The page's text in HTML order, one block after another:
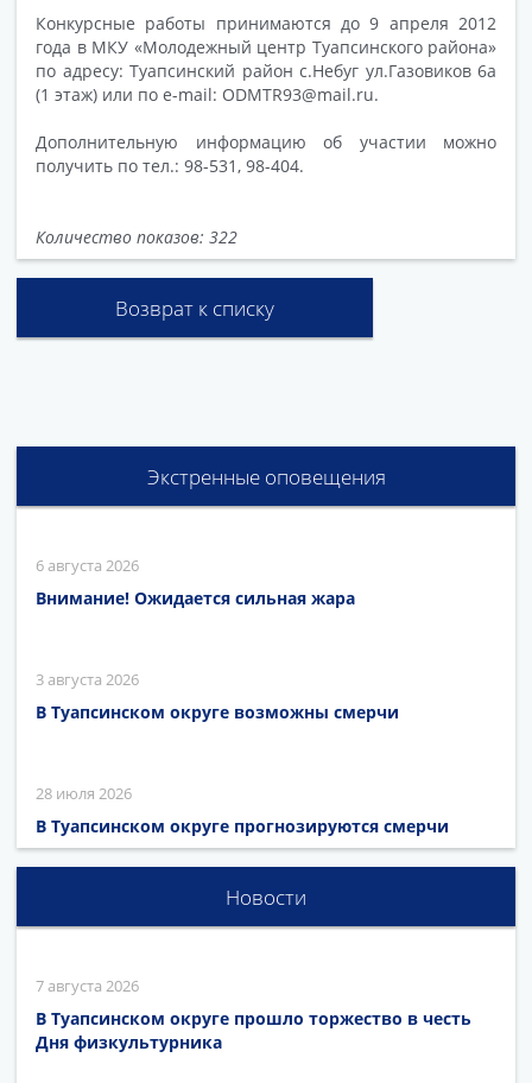
Конкурсные работы принимаются до 9 апреля 2012
года в МКУ «Молодежный центр Туапсинского района»
по адресу: Туапсинский район с.Небуг ул.Газовиков 6а
(1 этаж) или по e-mail: ODMTR93@mail.ru.
Дополнительную информацию об участии можно
получить по тел.: 98-531, 98-404.
Количество показов: 322
Возврат к списку
Экстренные оповещения
6 августа 2026
Внимание! Ожидается сильная жара
3 августа 2026
В Туапсинском округе возможны смерчи
28 июля 2026
В Туапсинском округе прогнозируются смерчи
Новости
7 августа 2026
В Туапсинском округе прошло торжество в честь
Дня физкультурника